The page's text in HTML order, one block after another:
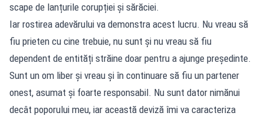
scape de lanțurile corupției și sărăciei.
Iar rostirea adevărului va demonstra acest lucru. Nu vreau să
fiu prieten cu cine trebuie, nu sunt și nu vreau să fiu
dependent de entități străine doar pentru a ajunge președinte.
Sunt un om liber și vreau și în continuare să fiu un partener
onest, asumat și foarte responsabil. Nu sunt dator nimănui
decât poporului meu, iar această deviză îmi va caracteriza